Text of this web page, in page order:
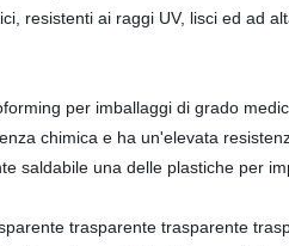
resistenti ai raggi UV, lisci ed ad
per imballaggi di grado
chimica e ha un'elevata
saldabile una delle plastiche per
trasparente trasparente